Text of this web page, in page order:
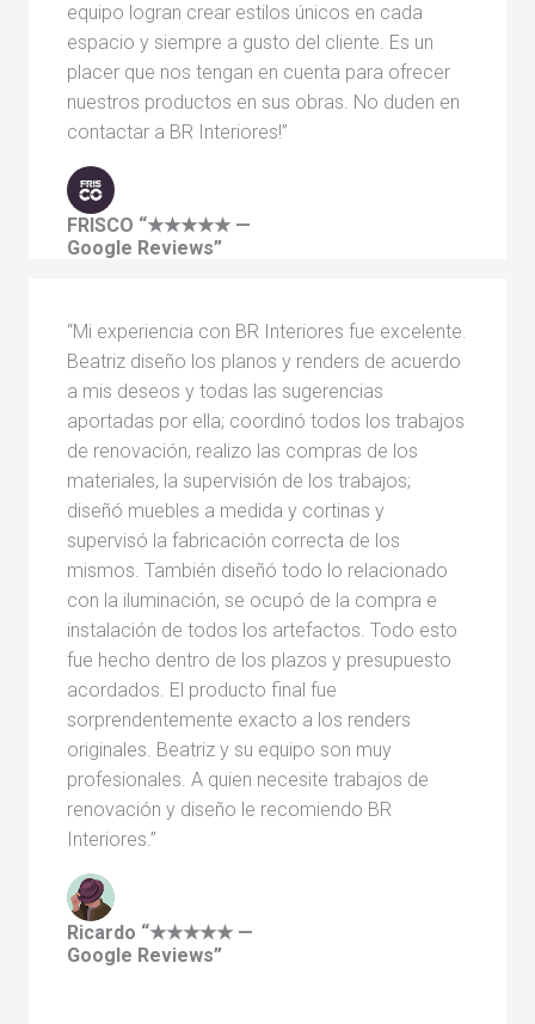
equipo logran crear estilos únicos en cada
espacio y siempre a gusto del cliente. Es un
placer que nos tengan en cuenta para ofrecer
nuestros productos en sus obras. No duden en
contactar a BR Interiores!”
FRISCO “★★★★★ —
Google Reviews”
“Mi experiencia con BR Interiores fue excelente.
Beatriz diseño los planos y renders de acuerdo
a mis deseos y todas las sugerencias
aportadas por ella; coordinó todos los trabajos
de renovación, realizo las compras de los
materiales, la supervisión de los trabajos;
diseñó muebles a medida y cortinas y
supervisó la fabricación correcta de los
mismos. También diseñó todo lo relacionado
con la iluminación, se ocupó de la compra e
instalación de todos los artefactos. Todo esto
fue hecho dentro de los plazos y presupuesto
acordados. El producto final fue
sorprendentemente exacto a los renders
originales. Beatriz y su equipo son muy
profesionales. A quien necesite trabajos de
renovación y diseño le recomiendo BR
Interiores.”
Ricardo “★★★★★ —
Google Reviews”